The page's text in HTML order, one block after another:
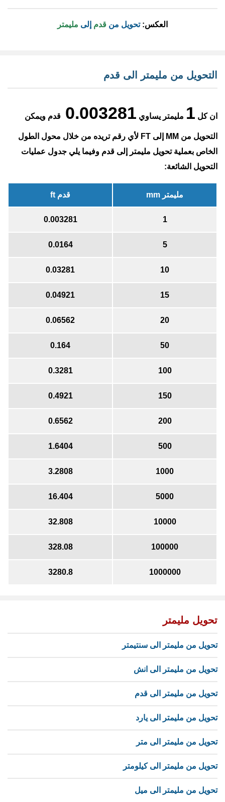
العكس:تحويل من قدم إلى مليمتر
التحويل من مليمتر الى قدم
ان كل 1 مليمتر يساوي 0.003281 قدم ويمكن
التحويل من MM إلى FT لأي رقم تريده من خلال محول الطول
الخاص بعملية تحويل مليمتر إلى قدم وفيما يلي جدول عمليات
التحويل الشائعة:
مليمتر mm قدم ft
1
0.003281
5
0.0164
10
0.03281
15
0.04921
20
0.06562
50
0.164
100
0.3281
150
0.4921
200
0.6562
500
1.6404
1000
3.2808
5000
16.404
10000
32.808
100000
328.08
1000000
3280.8
تحويل مليمتر
تحويل من مليمتر الى سنتيمتر
تحويل من مليمتر الى انش
تحويل من مليمتر الى قدم
تحويل من مليمتر الى يارد
تحويل من مليمتر الى متر
تحويل من مليمتر الى كيلومتر
تحويل من مليمتر الى ميل